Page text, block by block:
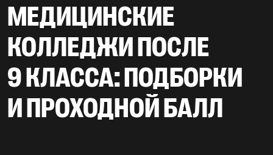
МЕДИЦИНСКИЕ
КОЛЛЕДЖИ ПОСЛЕ
9 КЛАССА: ПОДБОРКИ
И ПРОХОДНОЙ БАЛЛ